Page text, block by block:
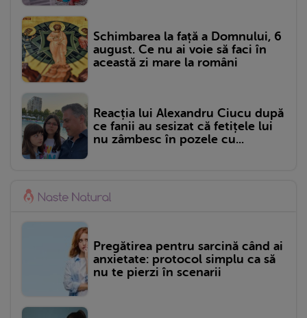
Schimbarea la față a Domnului, 6
august. Ce nu ai voie să faci în
această zi mare la români
Reacția lui Alexandru Ciucu după
ce fanii au sesizat că fetițele lui
nu zâmbesc în pozele cu...
Pregătirea pentru sarcină când ai
anxietate: protocol simplu ca să
nu te pierzi în scenarii